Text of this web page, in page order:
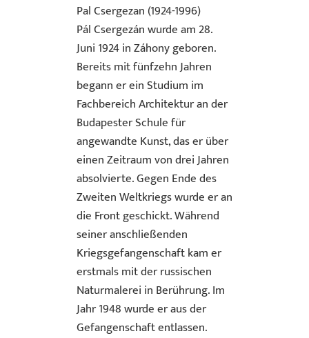
Pal Csergezan (1924-1996)
Pál Csergezán wurde am 28.
Juni 1924 in Záhony geboren.
Bereits mit fünfzehn Jahren
begann er ein Studium im
Fachbereich Architektur an der
Budapester Schule für
angewandte Kunst, das er über
einen Zeitraum von drei Jahren
absolvierte. Gegen Ende des
Zweiten Weltkriegs wurde er an
die Front geschickt. Während
seiner anschließenden
Kriegsgefangenschaft kam er
erstmals mit der russischen
Naturmalerei in Berührung. Im
Jahr 1948 wurde er aus der
Gefangenschaft entlassen.